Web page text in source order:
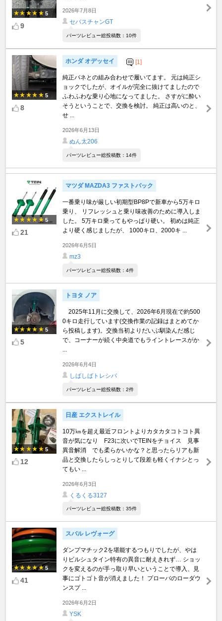
5
9
2026年7月8日
セバスチャンGT
パーツレビュー総投稿数：10件
5
8
ホンダ オデッセイ [1]
純正バネとの組み合わせで履いてます。 元は純正シ
ョックでしたが、オイルが完全に抜けてましたので
ふわふわな乗り心地になってました。 さすがに酔い
そうということで、交換を検討。 純正は高いのと、
せ ...
2026年6月13日
ぬん太206
パーツレビュー総投稿数：14件
5
21
マツダ MAZDA3 ファストバック
一番乗り味が厳しい初期型BP8Pで新車から5万キロ
乗り、 リフレッシュと乗り味改善のために導入しま
した。 5万キロ乗ってもやっぱり硬い。 初めは純正
より硬く感じましたが、 1000キロ、2000キ ...
2026年6月5日
mz3
パーツレビュー総投稿数：4件
5
5
トヨタ ノア
2025年11月に交換して、2026年6月現在で約500
0キロ走行しています(交換作業の記録はまとめてか
ら投稿します)。交換当初よりだいぶ馴染んだ感じ
で、コーナーが続く中央道でもライントレースがか
2026年6月4日
しばしばトレシバ
パーツレビュー総投稿数：2件
5
12
日産 エクストレイル
10万㎞を超え最近フロントよりカタカタコトコト異
音が気になり F23に次いでTEINをチョイス 見事
異音解消 でも柔らかいかな？と思ったらリアも新
品と交換したらしっとりして段差も軽くイナシとっ
てもい ...
2026年6月3日
くるくる3127
パーツレビュー総投稿数：35件
5
41
スバル レヴォーグ
ダンプマチック2を堪能するつもりでしたが、やは
りビルシュタイン特有の異音に耐えきれず… ショッ
クを変えるのが手っ取り早いということで導入、見
事にゴトゴト音が消えました！ プローバのローダウ
ンスプ ...
2026年6月2日
YSK